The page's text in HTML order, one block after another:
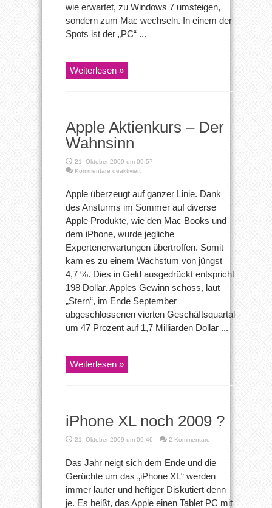
wie erwartet, zu Windows 7 umsteigen,
sondern zum Mac wechseln. In einem der
Spots ist der „PC“ ...
Weiterlesen »
Apple Aktienkurs – Der
Wahnsinn
21. Oktober 2009 um 09:57
Kommentare deaktiviertfür
–
Der
Wahnsinn
Apple überzeugt auf ganzer Linie. Dank
des Ansturms im Sommer auf diverse
Apple Produkte, wie den Mac Books und
dem iPhone, wurde jegliche
Expertenerwartungen übertroffen. Somit
kam es zu einem Wachstum von jüngst
4,7 %. Dies in Geld ausgedrückt entspricht
198 Dollar. Apples Gewinn schoss, laut
„Stern“, im Ende September
abgeschlossenen vierten Geschäftsquartal
um 47 Prozent auf 1,7 Milliarden Dollar ...
Weiterlesen »
iPhone XL noch 2009 ?
21. Oktober 2009 um 09:46 2 Kommentare
Das Jahr neigt sich dem Ende und die
Gerüchte um das „iPhone XL“ werden
immer lauter und heftiger Diskutiert denn
je. Es heißt, das Apple einen Tablet PC mit